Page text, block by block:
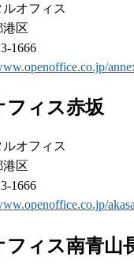
ルオフィス
港区
1666
フィス赤坂
ルオフィス
港区
1666
フィス南青山